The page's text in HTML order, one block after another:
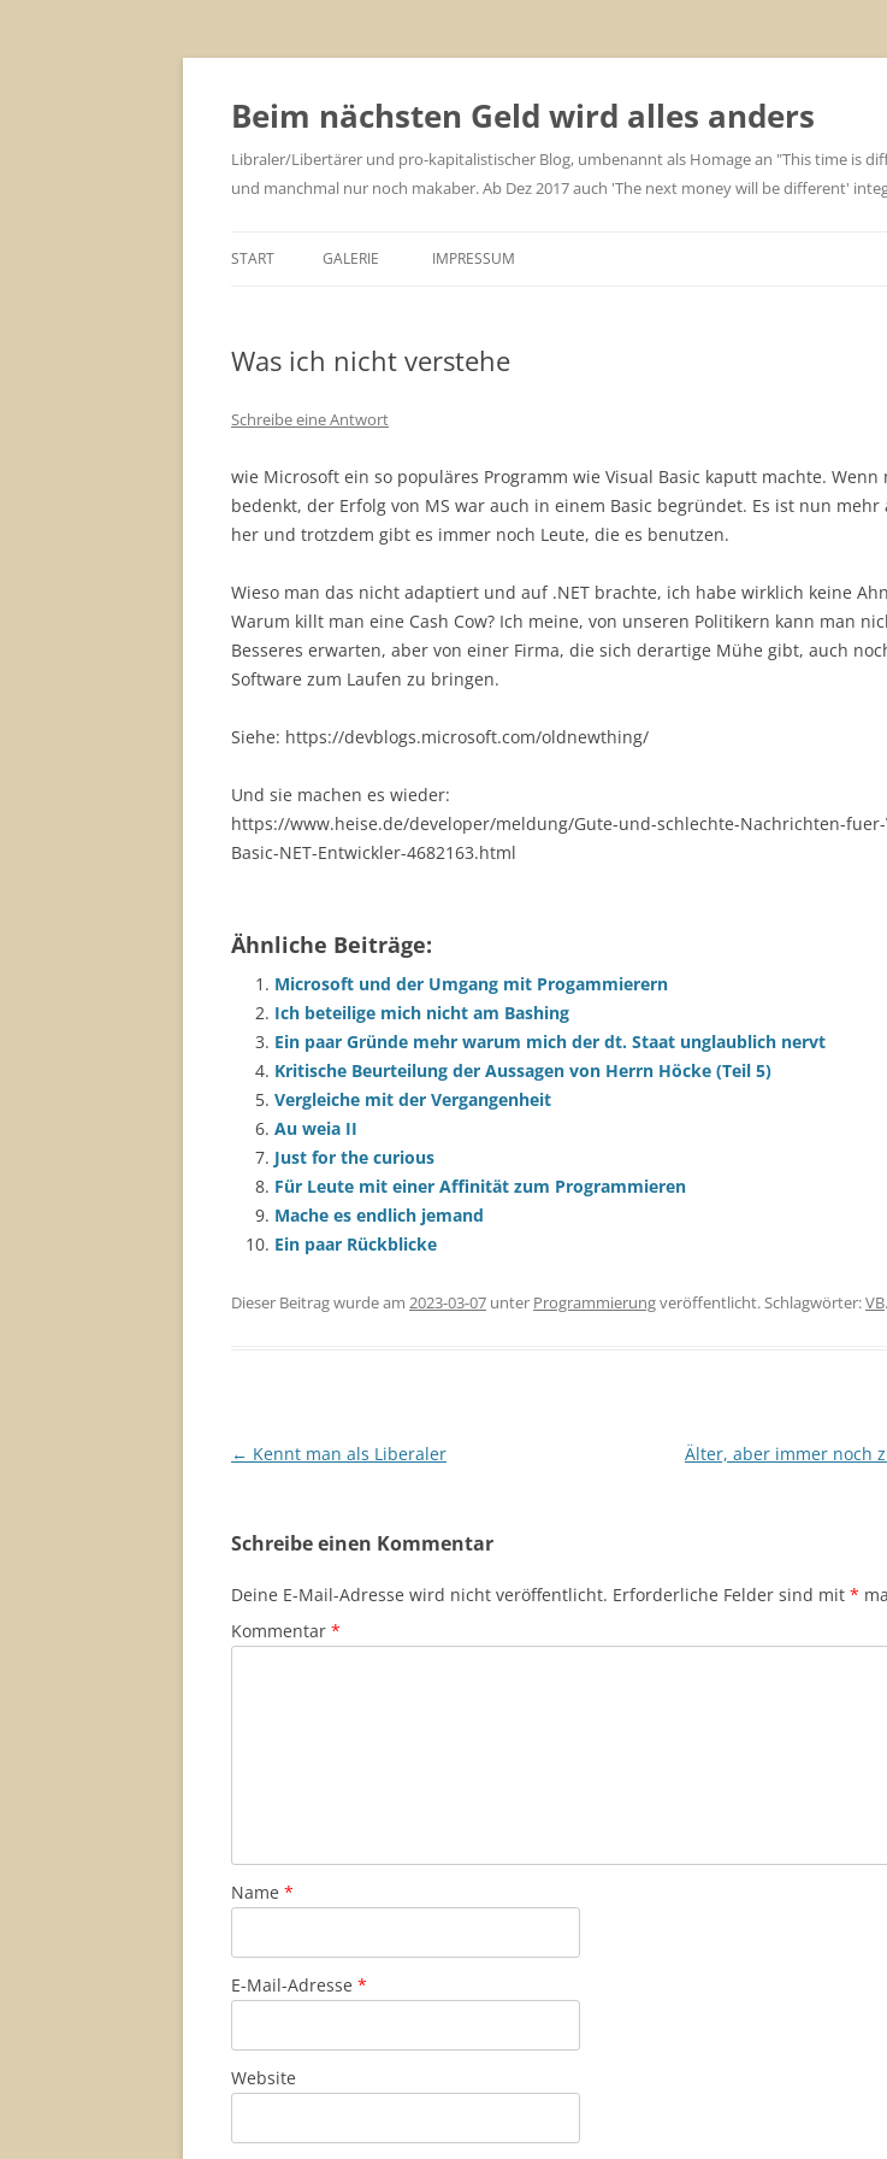
Zum
springen
Beim nächsten Geld wird alles anders
Libraler/Libertärer und pro-kapitalistischer Blog, umbenannt als Homage an "This time is
und manchmal nur noch makaber. Ab Dez 2017 auch 'The next money will be different'
START GALERIE IMPRESSUM
Was ich nicht verstehe
Schreibe eine Antwort
wie Microsoft ein so populäres Programm wie Visual Basic kaputt machte. Wenn
bedenkt, der Erfolg von MS war auch in einem Basic begründet. Es ist nun mehr
her und trotzdem gibt es immer noch Leute, die es benutzen.
Wieso man das nicht adaptiert und auf .NET brachte, ich habe wirklich keine
Warum killt man eine Cash Cow? Ich meine, von unseren Politikern kann man
Besseres erwarten, aber von einer Firma, die sich derartige Mühe gibt, auch
Software zum Laufen zu bringen.
Siehe: https://devblogs.microsoft.com/oldnewthing/
Und sie machen es wieder:
https://www.heise.de/developer/meldung/Gute-und-schlechte-Nachrichten-fuer-
Basic-NET-Entwickler-4682163.html
Ähnliche Beiträge:
Microsoft und der Umgang mit Progammierern
Ich beteilige mich nicht am Bashing
Ein paar Gründe mehr warum mich der dt. Staat unglaublich nervt
Kritische Beurteilung der Aussagen von Herrn Höcke (Teil 5)
Vergleiche mit der Vergangenheit
Au weia II
Just for the curious
Für Leute mit einer Affinität zum Programmieren
Mache es endlich jemand
Ein paar Rückblicke
Dieser Beitrag wurde am 2023-03-07 unter Programmierungveröffentlicht. Schlagwörter:VB.
Beitragsnavigation
← Kennt man als Liberaler Älter, aber immer noch
Schreibe einen Kommentar
Deine E-Mail-Adresse wird nicht veröffentlicht. Erforderliche Felder sind mit *
Kommentar *
Name *
E-Mail-Adresse *
Website